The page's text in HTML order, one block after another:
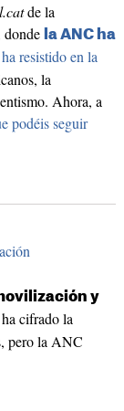
de la
donde la ANC ha
resistido en la
la
Ahora, a
podéis seguir
y
cifrado la
pero la ANC